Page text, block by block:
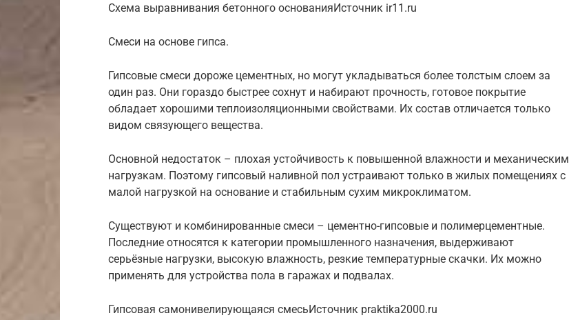
Схема выравнивания бетонного основанияИсточник ir11.ru
Смеси на основе гипса.
Гипсовые смеси дороже цементных, но могут укладываться более толстым слоем за
один раз. Они гораздо быстрее сохнут и набирают прочность, готовое покрытие
обладает хорошими теплоизоляционными свойствами. Их состав отличается только
видом связующего вещества.
Основной недостаток – плохая устойчивость к повышенной влажности и механическим
нагрузкам. Поэтому гипсовый наливной пол устраивают только в жилых помещениях с
малой нагрузкой на основание и стабильным сухим микроклиматом.
Существуют и комбинированные смеси – цементно-гипсовые и полимерцементные.
Последние относятся к категории промышленного назначения, выдерживают
серьёзные нагрузки, высокую влажность, резкие температурные скачки. Их можно
применять для устройства пола в гаражах и подвалах.
Гипсовая самонивелирующаяся смесьИсточник praktika2000.ru